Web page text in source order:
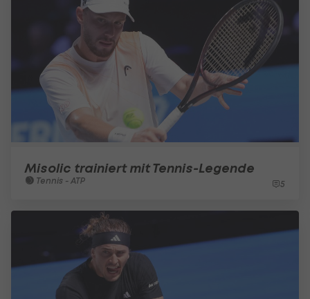
Misolic trainiert mit Tennis-Legende
Tennis - ATP 5